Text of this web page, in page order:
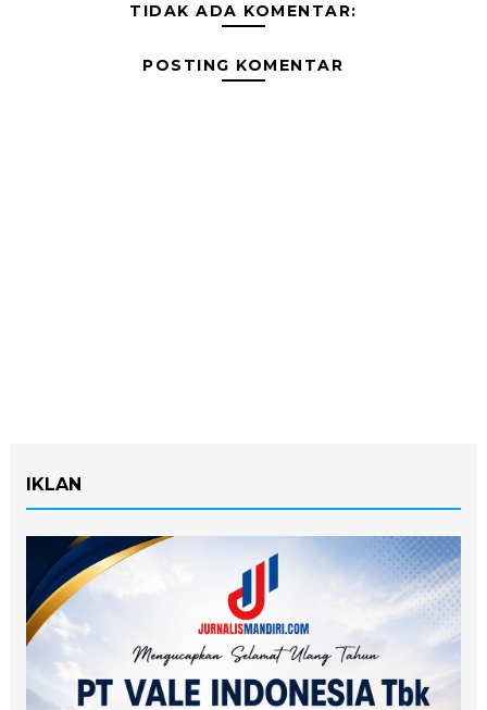
TIDAK ADA KOMENTAR:
POSTING KOMENTAR
IKLAN